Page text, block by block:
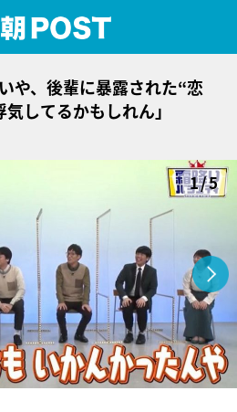
や、後輩に暴露された“恋
してるかもしれん」
1/5